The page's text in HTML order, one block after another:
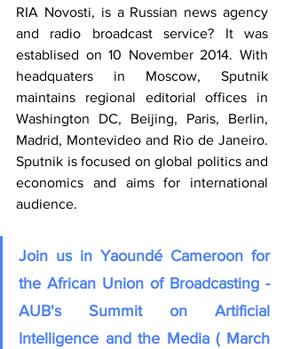
RIA Novosti, is a Russian news agency
and radio broadcast service? It was
establised on 10 November 2014. With
headquaters in Moscow, Sputnik
maintains regional editorial offices in
Washington DC, Beijing, Paris, Berlin,
Madrid, Montevideo and Rio de Janeiro.
Sputnik is focused on global politics and
economics and aims for international
audience.
Join us in Yaoundé Cameroon for
the African Union of Broadcasting -
AUB's Summit on Artificial
Intelligence and the Media ( March